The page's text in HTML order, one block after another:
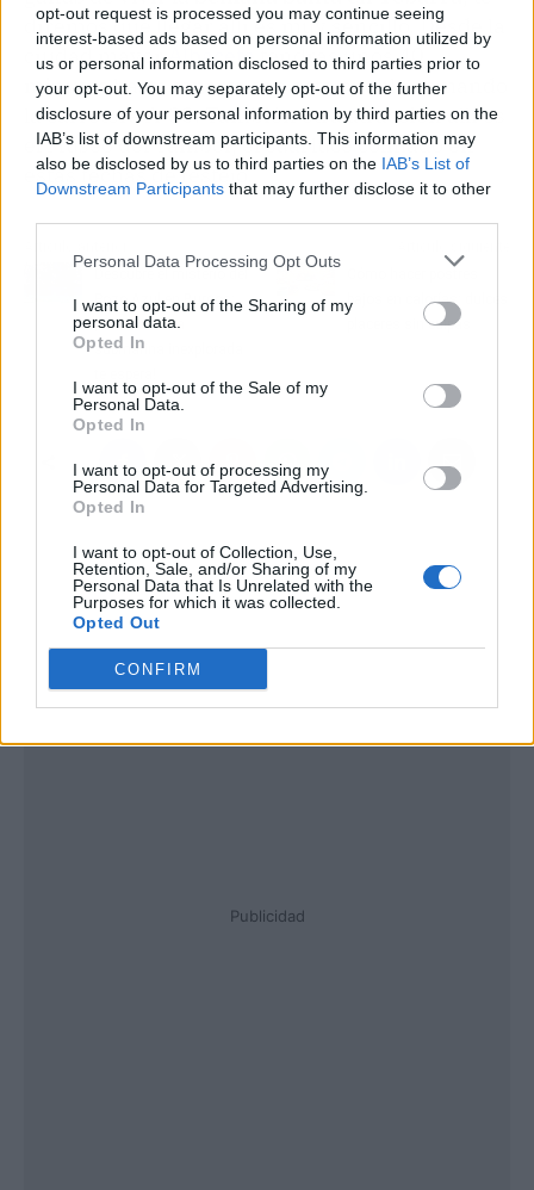
opt-out request is processed you may continue seeing
interest-based ads based on personal information utilized by
us or personal information disclosed to third parties prior to
your opt-out. You may separately opt-out of the further
disclosure of your personal information by third parties on the
IAB’s list of downstream participants. This information may
also be disclosed by us to third parties on the IAB’s List of
Downstream Participants that may further disclose it to other
Personal Data Processing Opt Outs
I want to opt-out of the Sharing of my
personal data.
Opted In
I want to opt-out of the Sale of my
Personal Data.
Opted In
I want to opt-out of processing my
Personal Data for Targeted Advertising.
Opted In
I want to opt-out of Collection, Use,
Retention, Sale, and/or Sharing of my
Personal Data that Is Unrelated with the
Purposes for which it was collected.
Opted Out
CONFIRM
diremos que llegar allí es muy sencillo. Desde la
ciudad mayorAlbacetetendrás unos 40
minutos hasta toparte con este pueblo, tomando
la carretera A-30. También otra atracción allí es
el Museo del Tambor, el cual luce colmado en
estas fechas de festejo.
Pozo Azul en Burgos:
¡Una aventura
submarina inexplorada
bajos en calorías: dulces
placeres sin culpas
Publicidad